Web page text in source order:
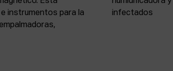
instrumentos para la
infectados